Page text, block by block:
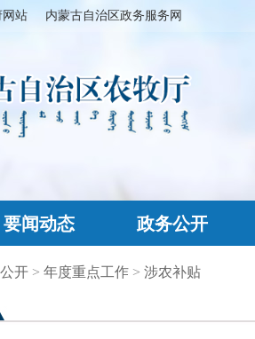
网站 内蒙古自治区政务服务网
要闻动态 政务公开
开 > 年度重点工作 > 涉农补贴